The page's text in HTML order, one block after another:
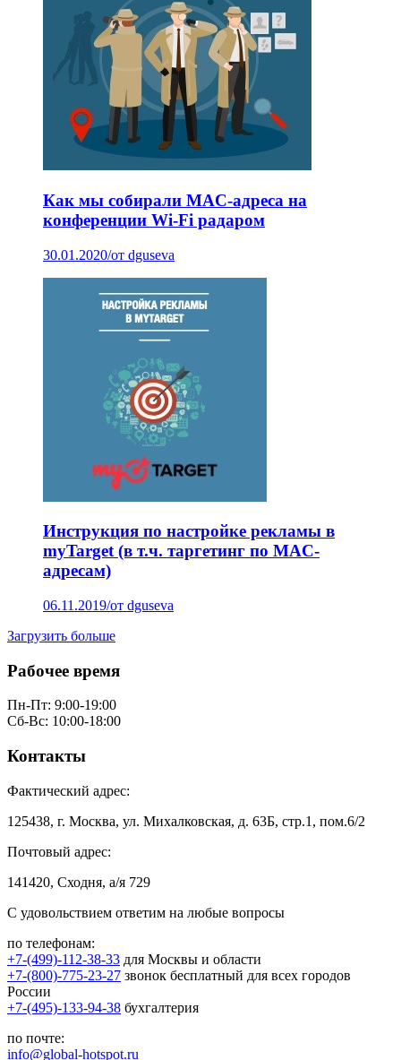
Как мы собирали MAC-адреса на
конференции Wi-Fi радаром
30.01.2020/от dguseva
Инструкция по настройке рекламы в
myTarget (в т.ч. таргетинг по MAC-
адресам)
06.11.2019/от dguseva
Загрузить больше
Рабочее время
Пн-Пт: 9:00-19:00
Сб-Вс: 10:00-18:00
Контакты
Фактический адрес:
125438, г. Москва, ул. Михалковская, д. 63Б, стр.1, пом.6/2
Почтовый адрес:
141420, Сходня, а/я 729
С удовольствием ответим на любые вопросы
по телефонам:
+7-(499)-112-38-33 для Москвы и области
+7-(800)-775-23-27 звонок бесплатный для всех городов
России
+7-(495)-133-94-38 бухгалтерия
по почте:
info@global-hotspot.ru